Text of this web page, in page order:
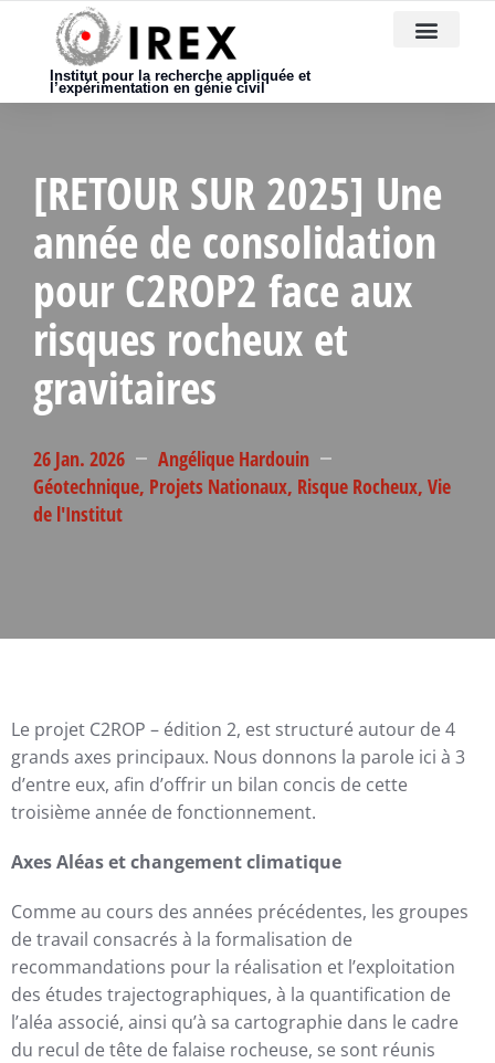
Institut pour la recherche appliquée et
l’expérimentation en génie civil
[RETOUR SUR 2025] Une
année de consolidation
pour C2ROP2 face aux
risques rocheux et
gravitaires
26 Jan. 2026
Angélique Hardouin
Géotechnique, Projets Nationaux, Risque Rocheux, Vie
de l'Institut
Le projet C2ROP – édition 2, est structuré autour de 4
grands axes principaux. Nous donnons la parole ici à 3
d’entre eux, afin d’offrir un bilan concis de cette
troisième année de fonctionnement.
Axes Aléas et changement climatique
Comme au cours des années précédentes, les groupes
de travail consacrés à la formalisation de
recommandations pour la réalisation et l’exploitation
des études trajectographiques, à la quantification de
l’aléa associé, ainsi qu’à sa cartographie dans le cadre
du recul de tête de falaise rocheuse, se sont réunis